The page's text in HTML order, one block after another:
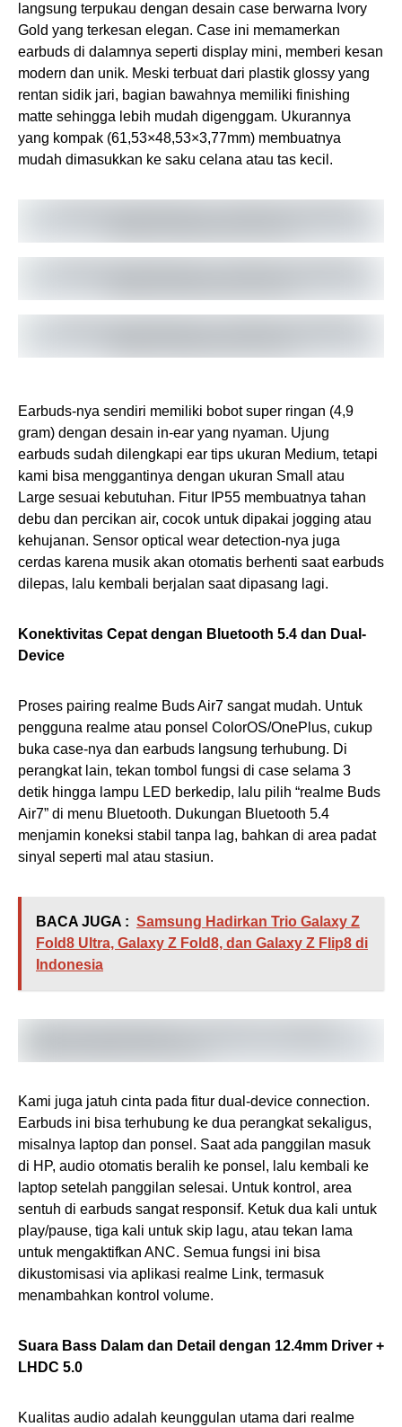
langsung terpukau dengan desain case berwarna Ivory
Gold yang terkesan elegan. Case ini memamerkan
earbuds di dalamnya seperti display mini, memberi kesan
modern dan unik. Meski terbuat dari plastik glossy yang
rentan sidik jari, bagian bawahnya memiliki finishing
matte sehingga lebih mudah digenggam. Ukurannya
yang kompak (61,53×48,53×3,77mm) membuatnya
mudah dimasukkan ke saku celana atau tas kecil.
Earbuds-nya sendiri memiliki bobot super ringan (4,9
gram) dengan desain in-ear yang nyaman. Ujung
earbuds sudah dilengkapi ear tips ukuran Medium, tetapi
kami bisa menggantinya dengan ukuran Small atau
Large sesuai kebutuhan. Fitur IP55 membuatnya tahan
debu dan percikan air, cocok untuk dipakai jogging atau
kehujanan. Sensor optical wear detection-nya juga
cerdas karena musik akan otomatis berhenti saat earbuds
dilepas, lalu kembali berjalan saat dipasang lagi.
Konektivitas Cepat dengan Bluetooth 5.4 dan Dual-
Device
Proses pairing realme Buds Air7 sangat mudah. Untuk
pengguna realme atau ponsel ColorOS/OnePlus, cukup
buka case-nya dan earbuds langsung terhubung. Di
perangkat lain, tekan tombol fungsi di case selama 3
detik hingga lampu LED berkedip, lalu pilih “realme Buds
Air7” di menu Bluetooth. Dukungan Bluetooth 5.4
menjamin koneksi stabil tanpa lag, bahkan di area padat
sinyal seperti mal atau stasiun.
BACA JUGA : Samsung Hadirkan Trio Galaxy Z
Fold8 Ultra, Galaxy Z Fold8, dan Galaxy Z Flip8 di
Indonesia
Kami juga jatuh cinta pada fitur dual-device connection.
Earbuds ini bisa terhubung ke dua perangkat sekaligus,
misalnya laptop dan ponsel. Saat ada panggilan masuk
di HP, audio otomatis beralih ke ponsel, lalu kembali ke
laptop setelah panggilan selesai. Untuk kontrol, area
sentuh di earbuds sangat responsif. Ketuk dua kali untuk
play/pause, tiga kali untuk skip lagu, atau tekan lama
untuk mengaktifkan ANC. Semua fungsi ini bisa
dikustomisasi via aplikasi realme Link, termasuk
menambahkan kontrol volume.
Suara Bass Dalam dan Detail dengan 12.4mm Driver +
LHDC 5.0
Kualitas audio adalah keunggulan utama dari realme